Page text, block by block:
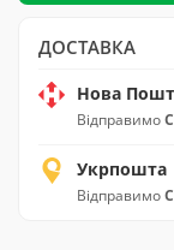
ДОСТАВКА
Нова
Відправимо
Укрпошта
Відправимо